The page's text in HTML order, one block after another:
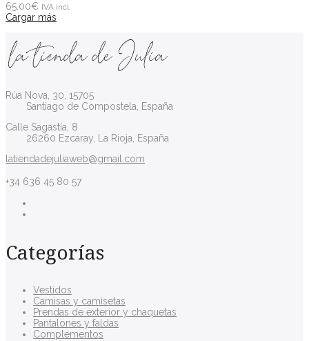
65.00€ IVA incl.
Cargar más
Rúa Nova, 30, 15705
Santiago de Compostela, España
Calle Sagastía, 8
26260 Ezcaray, La Rioja, España
latiendadejuliaweb@gmail.com
+34 636 45 80 57
Categorías
Vestidos
Camisas y camisetas
Prendas de exterior y chaquetas
Pantalones y faldas
Complementos